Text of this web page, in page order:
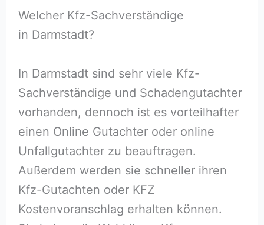
Welcher Kfz-Sachverständige
in Darmstadt?
In Darmstadt sind sehr viele Kfz-
Sachverständige und Schadengutachter
vorhanden, dennoch ist es vorteilhafter
einen Online Gutachter oder online
Unfallgutachter zu beauftragen.
Außerdem werden sie schneller ihren
Kfz-Gutachten oder KFZ
Kostenvoranschlag erhalten können.